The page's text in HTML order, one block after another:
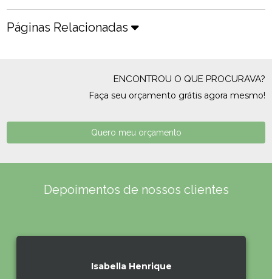
Páginas Relacionadas
ENCONTROU O QUE PROCURAVA?
Faça seu orçamento grátis agora mesmo!
Quero meu orçamento
Depoimentos de nossos clientes
Isabella Henrique